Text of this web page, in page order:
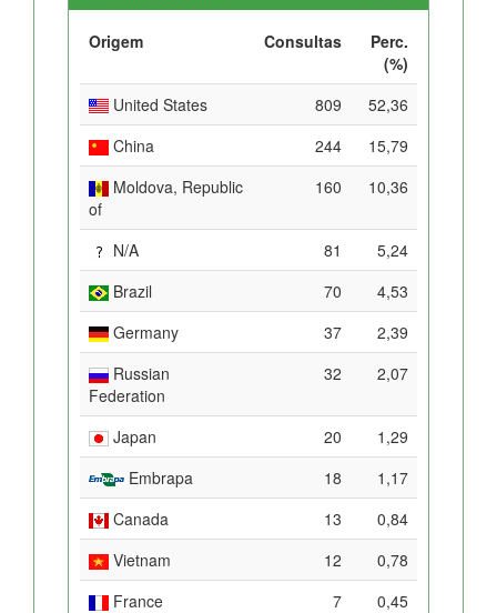
Origem Consultas
Perc.
(%)
United States
809
52,36
China
244
15,79
Moldova, Republic
of
160 10,36
N/A 81
5,24
Brazil
70
4,53
Germany
37
2,39
Russian
Federation
32 2,07
Japan 20
1,29
Embrapa
18
1,17
Canada
13
0,84
Vietnam
12
0,78
France
7
0,45